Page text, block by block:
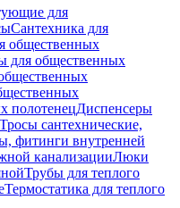
для
Сантехника для
общественных
для общественных
полотенецДиспенсеры
Тросы сантехнические,
фитинги внутренней
канализацииЛюки
Трубы для теплого
Термостатика для теплого